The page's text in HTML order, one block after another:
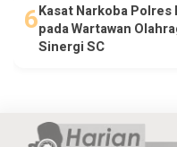
Kasat Narkoba
pada Wartawan
Sinergi SC